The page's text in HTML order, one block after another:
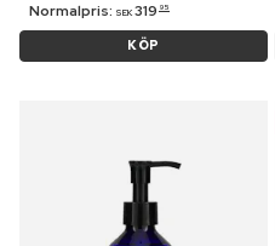
Normalpris: SEK 319 95
KÖP